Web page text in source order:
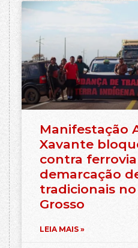
Manifestação
Xavante
contra
demarcação
tradicionais
Grosso
LEIA MAIS »